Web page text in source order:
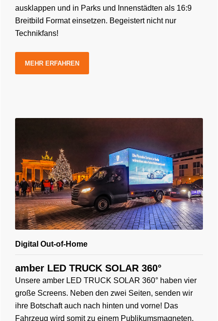
ausklappen und in Parks und Innenstädten als 16:9
Breitbild Format einsetzen. Begeistert nicht nur
Technikfans!
MEHR ERFAHREN
Digital Out-of-Home
amber LED TRUCK SOLAR 360°
Unsere amber LED TRUCK SOLAR 360° haben vier
große Screens. Neben den zwei Seiten, senden wir
ihre Botschaft auch nach hinten und vorne! Das
Fahrzeug wird somit zu einem Publikumsmagneten.